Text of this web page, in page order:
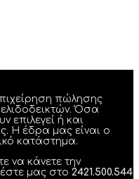
πώλησης
Όσα
επιλεγεί ή και
Η έδρα μας είναι ο
κατάστημα.
να κάνετε την
μας στο 2421.500.544